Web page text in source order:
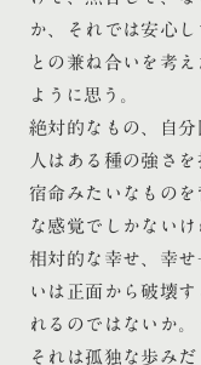
か、それでは安心
との兼ね合いを考
ように思う。
絶対的なもの、自
人はある種の強さ
宿命みたいなもの
な感覚でしかない
相対的な幸せ、幸
いは正面から破壊
れるのではないか
それは孤独な歩み